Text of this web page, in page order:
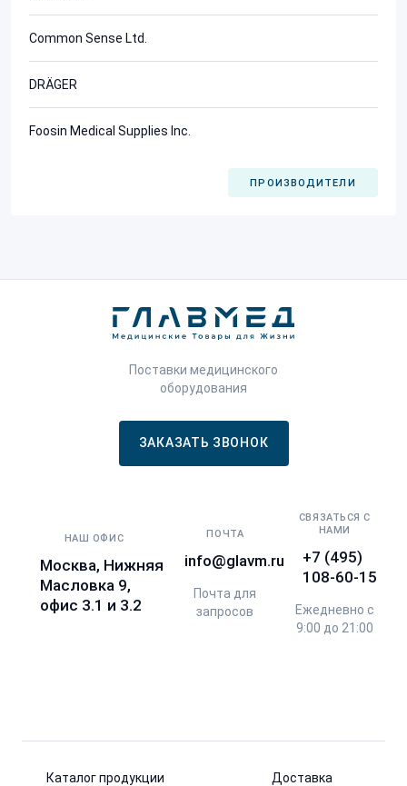
Common Sense Ltd.
DRÄGER
Foosin Medical Supplies Inc.
ПРОИЗВОДИТЕЛИ
Поставки медицинского
оборудования
ЗАКАЗАТЬ ЗВОНОК
НАШ ОФИС
Москва, Нижняя
Масловка 9,
офис 3.1 и 3.2
ПОЧТА
info@glavm.ru
Почта для
запросов
СВЯЗАТЬСЯ С
НАМИ
+7 (495)
108-60-15
Ежедневно с
9:00 до 21:00
Каталог продукции Доставка